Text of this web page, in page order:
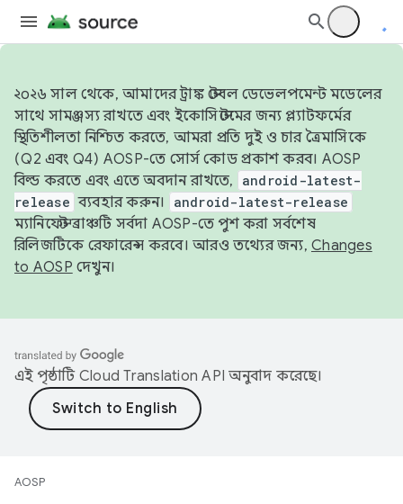
২০২৬ সাল থেকে, আমাদের ট্রাঙ্ক স্টেবল ডেভেলপমেন্ট মডেলের
সাথে সামঞ্জস্য রাখতে এবং ইকোসিস্টেমের জন্য প্ল্যাটফর্মের
স্থিতিশীলতা নিশ্চিত করতে, আমরা প্রতি দুই ও চার ত্রৈমাসিকে
(Q2 এবং Q4) AOSP-তে সোর্স কোড প্রকাশ করব। AOSP
বিল্ড করতে এবং এতে অবদান রাখতে,
android-latest-
release ব্যবহার করুন। android-latest-release
ম্যানিফেস্ট ব্রাঞ্চটি সর্বদা AOSP-তে পুশ করা সর্বশেষ
রিলিজটিকে রেফারেন্স করবে। আরও তথ্যের জন্য, Changes
to AOSP দেখুন।
এই পৃষ্ঠাটি Cloud Translation API অনুবাদ করেছে।
AOSP